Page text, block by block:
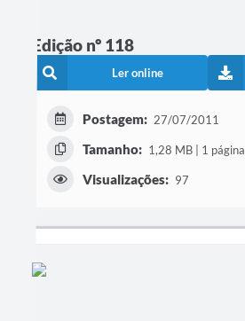
Edição nº 118
Ler online
Postagem: 27/07/2011
Tamanho: 1,28 MB | 1 página
Visualizações: 97